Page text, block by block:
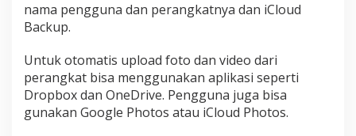
nama pengguna dan perangkatnya dan iCloud
Backup.
Untuk otomatis upload foto dan video dari
perangkat bisa menggunakan aplikasi seperti
Dropbox dan OneDrive. Pengguna juga bisa
gunakan Google Photos atau iCloud Photos.